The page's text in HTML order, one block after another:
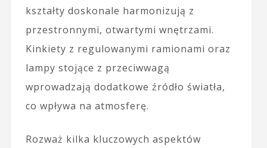
kształty doskonale harmonizują z
przestronnymi, otwartymi wnętrzami.
Kinkiety z regulowanymi ramionami oraz
lampy stojące z przeciwwagą
wprowadzają dodatkowe źródło światła,
co wpływa na atmosferę.
Rozważ kilka kluczowych aspektów